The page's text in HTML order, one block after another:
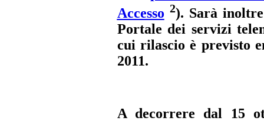
Accesso 2). Sarà
Portale dei servizi
cui rilascio è previsto
2011.
A decorrere dal 15